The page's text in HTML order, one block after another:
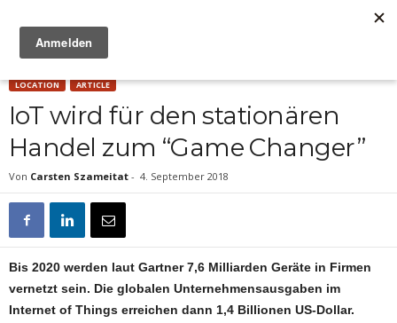
LOCATION ARTICLE
IoT wird für den stationären
Handel zum “Game Changer”
Von Carsten Szameitat - 4. September 2018
Bis 2020 werden laut Gartner 7,6 Milliarden Geräte in Firmen
vernetzt sein. Die globalen Unternehmensausgaben im
Internet of Things erreichen dann 1,4 Billionen US-Dollar.